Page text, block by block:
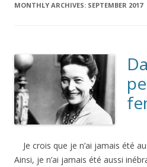
MONTHLY ARCHIVES: SEPTEMBER 2017
Je crois que je n’ai jamais été
Ainsi, je n’ai jamais été aussi